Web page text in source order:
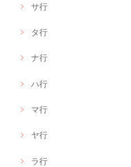
サ行
タ行
ナ行
ハ行
マ行
ヤ行
ラ行